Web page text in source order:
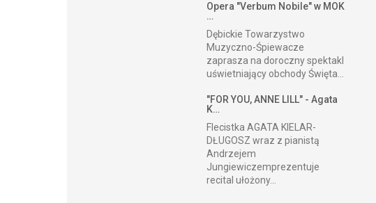
Opera "Verbum Nobile" w MOK
…
Dębickie Towarzystwo
Muzyczno-Śpiewacze
zaprasza na doroczny spektakl
uświetniający obchody Święta...
"FOR YOU, ANNE LILL" - Agata
K…
Flecistka AGATA KIELAR-
DŁUGOSZ wraz z pianistą
Andrzejem
Jungiewiczemprezentuje
recital ułożony...